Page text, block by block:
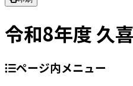
令和8年度 久
ページ内メニュー